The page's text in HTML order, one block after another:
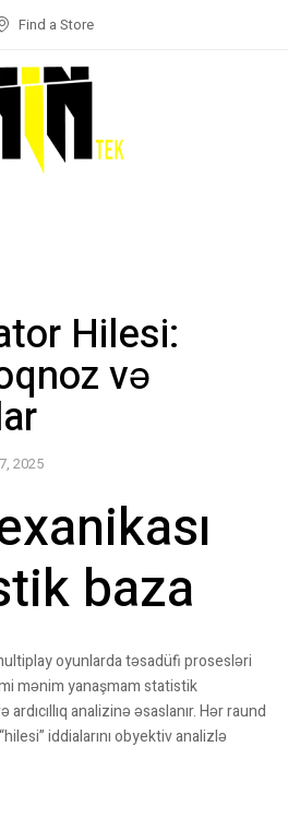
Find a Store
Hilesi:
və
2025
baza
oyunlarda təsadüfi prosesləri
mənim yanaşmam statistik
analizinə əsaslanır. Hər raund
iddialarını obyektiv analizlə